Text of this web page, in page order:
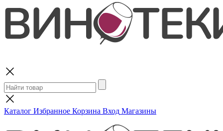
Каталог Избранное Корзина Вход Магазины